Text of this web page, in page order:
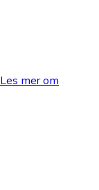
Les mer om